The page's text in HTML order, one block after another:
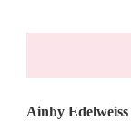
Ainhy Edelweiss